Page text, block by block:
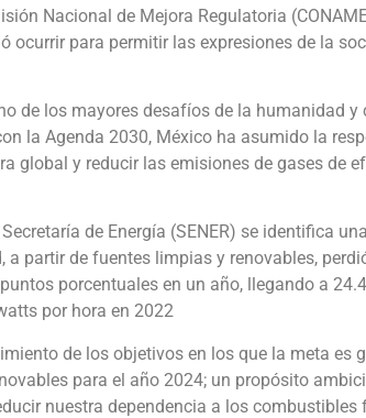
Nacional de Mejora Regulatoria
ocurrir para permitir las expresiones de la
de los mayores desafíos de la humanidad y
la Agenda 2030, México ha asumido la
global y reducir las emisiones de gases de
de Energía (SENER) se identifica
partir de fuentes limpias y renovables,
porcentuales en un año, llegando a
por hora en 2022
de los objetivos en los que la meta es
para el año 2024; un propósito
nuestra dependencia a los combustibles